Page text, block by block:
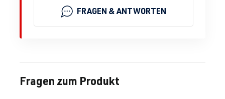
FRAGEN & ANTWORTEN
Fragen zum Produkt